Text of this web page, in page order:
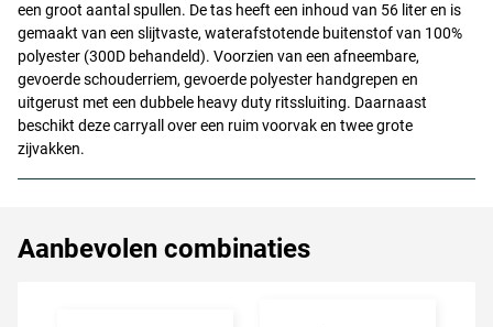
een groot aantal spullen. De tas heeft een inhoud van 56 liter en is
gemaakt van een slijtvaste, waterafstotende buitenstof van 100%
polyester (300D behandeld). Voorzien van een afneembare,
gevoerde schouderriem, gevoerde polyester handgrepen en
uitgerust met een dubbele heavy duty ritssluiting. Daarnaast
beschikt deze carryall over een ruim voorvak en twee grote
zijvakken.
Aanbevolen combinaties